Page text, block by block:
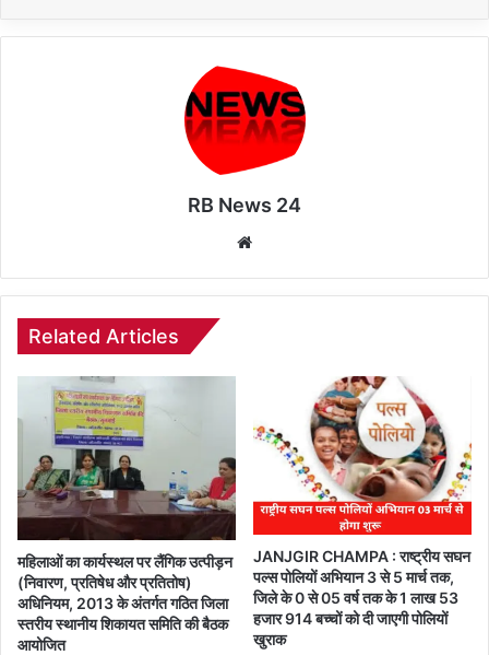
RB News 24
Related Articles
महिलाओं का कार्यस्थल पर लैंगिक उत्पीड़न
(निवारण, प्रतिषेध और प्रतितोष)
अधिनियम, 2013 के अंतर्गत गठित जिला
स्तरीय स्थानीय शिकायत समिति की बैठक
आयोजित
JANJGIR CHAMPA : राष्ट्रीय सघन
पल्स पोलियों अभियान 3 से 5 मार्च तक,
जिले के 0 से 05 वर्ष तक के 1 लाख 53
हजार 914 बच्चों को दी जाएगी पोलियों
खुराक